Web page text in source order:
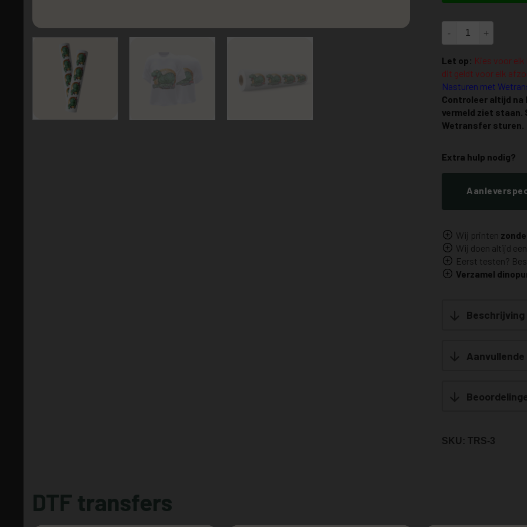
DTF transfer 550 x
Let op: Kies voor
dit geldt voor elk
Nasturen met
Controleer altijd na
vermeld ziet staan.
Wetransfer sturen.
Extra hulp nodig?
Wij printen
Wij doen altijd een
Eerst testen?
Verzamel
Beschrijving
SKU: TRS-3
DTF transfers